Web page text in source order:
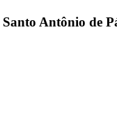
Antônio de